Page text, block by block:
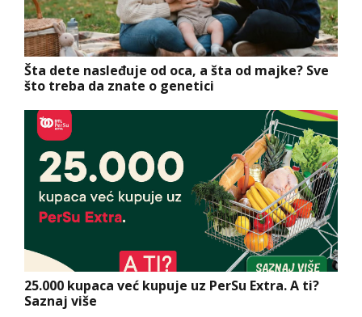
Šta dete nasleđuje od oca, a šta od majke? Sve
što treba da znate o genetici
25.000 kupaca već kupuje uz PerSu Extra. A ti?
Saznaj više